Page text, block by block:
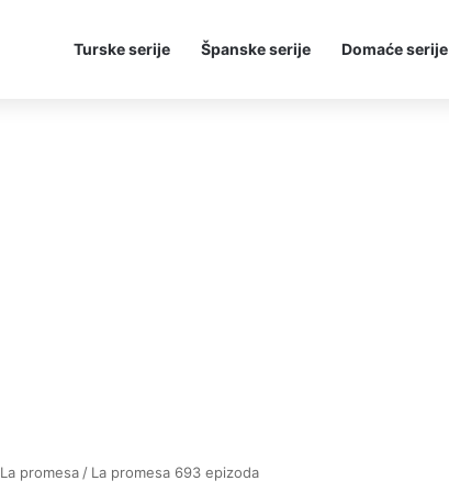
Turske serije Španske serije Domaće serije
La promesa / La promesa 693 epizoda